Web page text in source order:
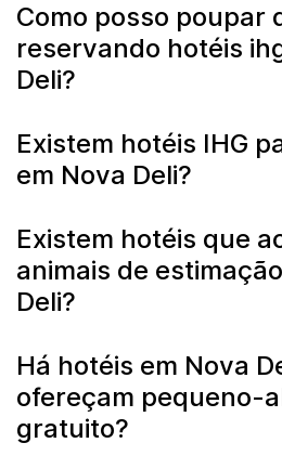
Como posso poupar
reservando hotéis
Deli?
Existem hotéis IHG
em Nova Deli?
Existem hotéis que
animais de
Deli?
Há hotéis em Nova
ofereçam pequeno-
gratuito?